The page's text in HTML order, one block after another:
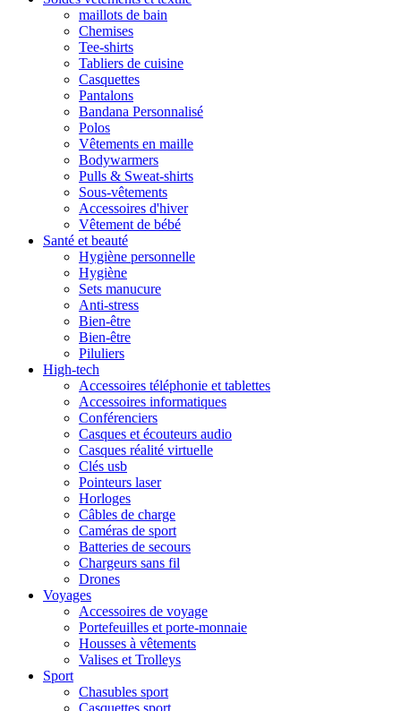
maillots de bain
Chemises
Tee-shirts
Tabliers de cuisine
Casquettes
Pantalons
Bandana Personnalisé
Polos
Vêtements en maille
Bodywarmers
Pulls & Sweat-shirts
Sous-vêtements
Accessoires d'hiver
Vêtement de bébé
Santé et beauté
Hygiène personnelle
Hygiène
Sets manucure
Anti-stress
Bien-être
Bien-être
Piluliers
High-tech
Accessoires téléphonie et tablettes
Accessoires informatiques
Conférenciers
Casques et écouteurs audio
Casques réalité virtuelle
Clés usb
Pointeurs laser
Horloges
Câbles de charge
Caméras de sport
Batteries de secours
Chargeurs sans fil
Drones
Voyages
Accessoires de voyage
Portefeuilles et porte-monnaie
Housses à vêtements
Valises et Trolleys
Sport
Chasubles sport
Casquettes sport